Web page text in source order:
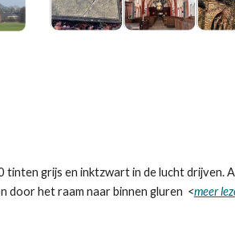
tinten grijs en inktzwart in de lucht
door het raam naar binnen gluren <meer